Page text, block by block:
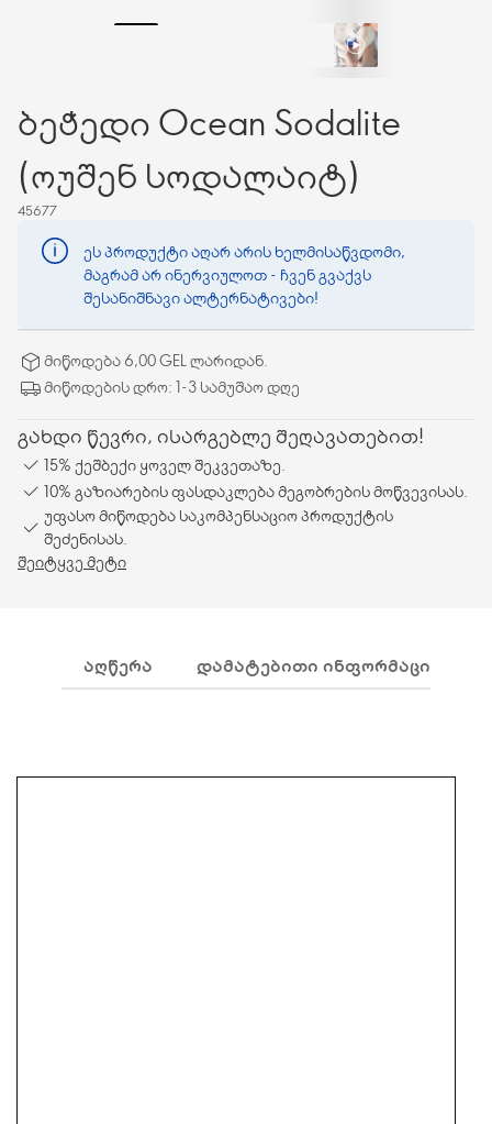
ბეჭედი Ocean Sodalite
(ოუშენ სოდალაიტ)
45677
ეს პროდუქტი აღარ არის ხელმისაწვდომი,
მაგრამ არ ინერვიულოთ - ჩვენ გვაქვს
შესანიშნავი ალტერნატივები!
მიწოდება 6,00 GEL ლარიდან.
მიწოდების დრო: 1-3 სამუშაო დღე
გახდი წევრი, ისარგებლე შეღავათებით!
15% ქეშბექი ყოველ შეკვეთაზე.
10% გაზიარების ფასდაკლება მეგობრების მოწვევისას.
უფასო მიწოდება საკომპენსაციო პროდუქტის
შეძენისას.
შეიტყვე მეტი
ᲐᲦᲬᲔᲠᲐ ᲓᲐᲛᲐᲢᲔᲑᲘᲗᲘ ᲘᲜᲤᲝᲠᲛᲐᲪᲘᲐ